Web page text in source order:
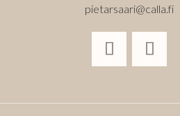
pietarsaari@calla.fi